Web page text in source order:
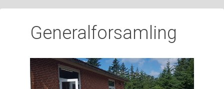
Generalforsamling